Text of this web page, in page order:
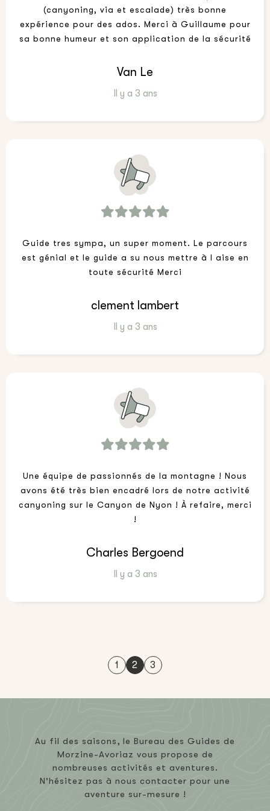
(canyoning, via et escalade) très bonne
expérience pour des ados. Merci à Guillaume pour
sa bonne humeur et son application de la sécurité
Van Le
Il y a 3 ans
Guide tres sympa, un super moment. Le parcours
est génial et le guide a su nous mettre à l aise en
toute sécurité Merci
clement lambert
Il y a 3 ans
Une équipe de passionnés de la montagne ! Nous
avons été très bien encadré lors de notre activité
canyoning sur le Canyon de Nyon ! À refaire, merci
!
Charles Bergoend
Il y a 3 ans
1 2 3
Au fil des saisons, le Bureau des Guides de
Morzine-Avoriaz vous propose de
nombreuses activités et aventures.
N’hésitez pas à nous contacter pour une
aventure sur-mesure !